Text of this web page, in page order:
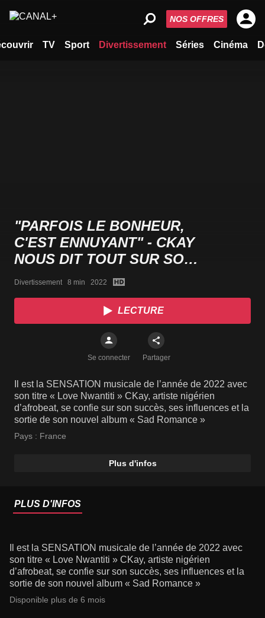
TV Sport Divertissement Séries Cinéma
NOS OFFRES
"PARFOIS LE BONHEUR,
C'EST ENNUYANT" - CKAY
NOUS DIT TOUT SUR SON
NOUVEL ALBUM "SAD
Divertissement   8 min   2022
LECTURE
Se connecter Partager
Il est la SENSATION musicale de l’année de 2022 avec
son titre « Love Nwantiti » CKay, artiste nigérien
d’afrobeat, se confie sur son succès, ses influences et la
sortie de son nouvel album « Sad Romance »
Pays : France
Plus d'infos
PLUS D'INFOS
Il est la SENSATION musicale de l’année de 2022 avec
son titre « Love Nwantiti » CKay, artiste nigérien
d’afrobeat, se confie sur son succès, ses influences et la
sortie de son nouvel album « Sad Romance »
Disponible plus de 6 mois